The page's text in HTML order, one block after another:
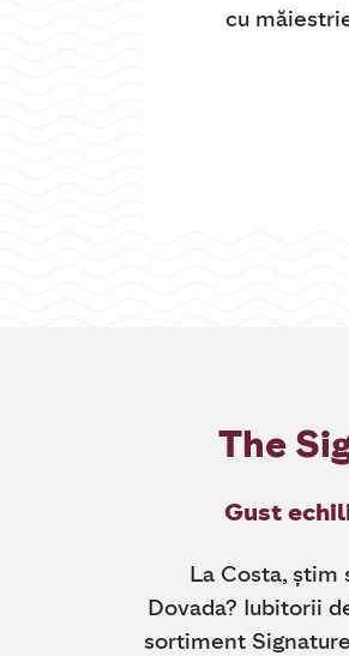
cu
The
Gust
La Costa, știm
Dovada? Iubitorii
sortiment